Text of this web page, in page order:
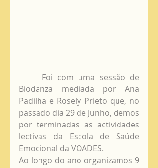
Biodanza mediada por Ana
Padilha e Rosely Prieto que, no
passado dia 29 de Junho, demos
por terminadas as actividades
lectivas da Escola de Saúde
Emocional da VOADES.
Ao longo do ano organizamos 9